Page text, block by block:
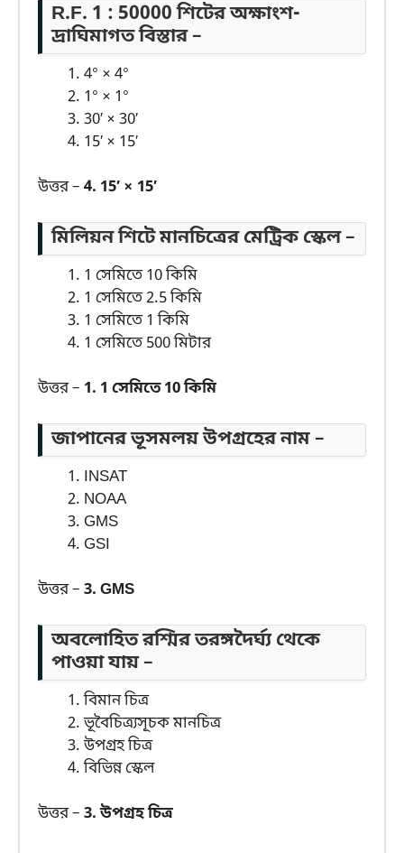
R.F. 1 : 50000 শিটের অক্ষাংশ-
দ্রাঘিমাগত বিস্তার –
4° × 4°
1° × 1°
30′ × 30′
15′ × 15′
উত্তর – 4. 15′ × 15′
মিলিয়ন শিটে মানচিত্রের মেট্রিক স্কেল –
1 সেমিতে 10 কিমি
1 সেমিতে 2.5 কিমি
1 সেমিতে 1 কিমি
1 সেমিতে 500 মিটার
উত্তর – 1. 1 সেমিতে 10 কিমি
জাপানের ভূসমলয় উপগ্রহের নাম –
INSAT
NOAA
GMS
GSI
উত্তর – 3. GMS
অবলোহিত রশ্মির তরঙ্গদৈর্ঘ্য থেকে
পাওয়া যায় –
বিমান চিত্র
ভূবৈচিত্র্যসূচক মানচিত্র
উপগ্রহ চিত্র
বিভিন্ন স্কেল
উত্তর – 3. উপগ্রহ চিত্র